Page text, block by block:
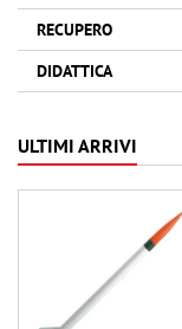
RECUPERO
DIDATTICA
ULTIMI ARRIVI